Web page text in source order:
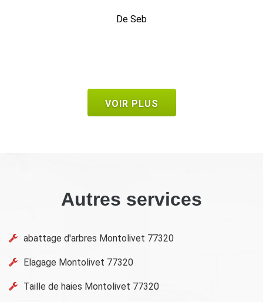
De Ornella
VOIR PLUS
Autres services
abattage d'arbres Montolivet 77320
Elagage Montolivet 77320
Taille de haies Montolivet 77320